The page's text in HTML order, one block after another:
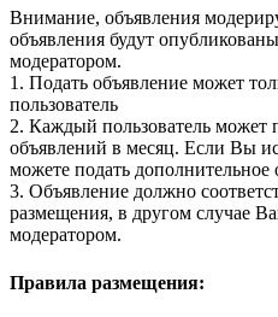
Внимание, объявления
объявления будут
модератором.
1. Подать объявление может
пользователь
2. Каждый пользователь может
объявлений в месяц. Если Вы
можете подать дополнительное
3. Объявление должно
размещения, в другом случае
модератором.
Правила размещения: